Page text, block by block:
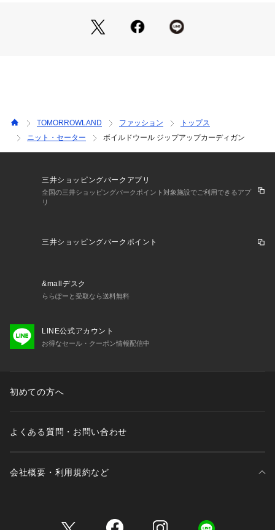
※商品の色味は、商品単体または素材アップ画像をご確認くだ
さい
店舗にお問い合わせの際は、下記の商品番号をお申し付けくだ
※※お取扱い上の注意※※
湿っている際の摩擦は特に色移りしやすい為ご注意下さい。
・ソフトでデリケートな素材を使用しています。
取り除く場合は引っ張らず、毛玉取り器やハサミで丁寧にカッ
トしてください。
TOMORROWLAND ファッション
トップス
ニット・セーター
ボイルドウール ジップアップカーディガン
三井ショッピングパークアプリ
全国の三井ショッピングパークポイント対象施設でご利用できるアプ
リ
三井ショッピングパークポイント
&mallデスク
ららぽーと受取なら送料無料
LINE公式アカウント
お得なセール・クーポン情報配信中
初めての方へ
よくある質問・お問い合わせ
会社概要・利用規約など